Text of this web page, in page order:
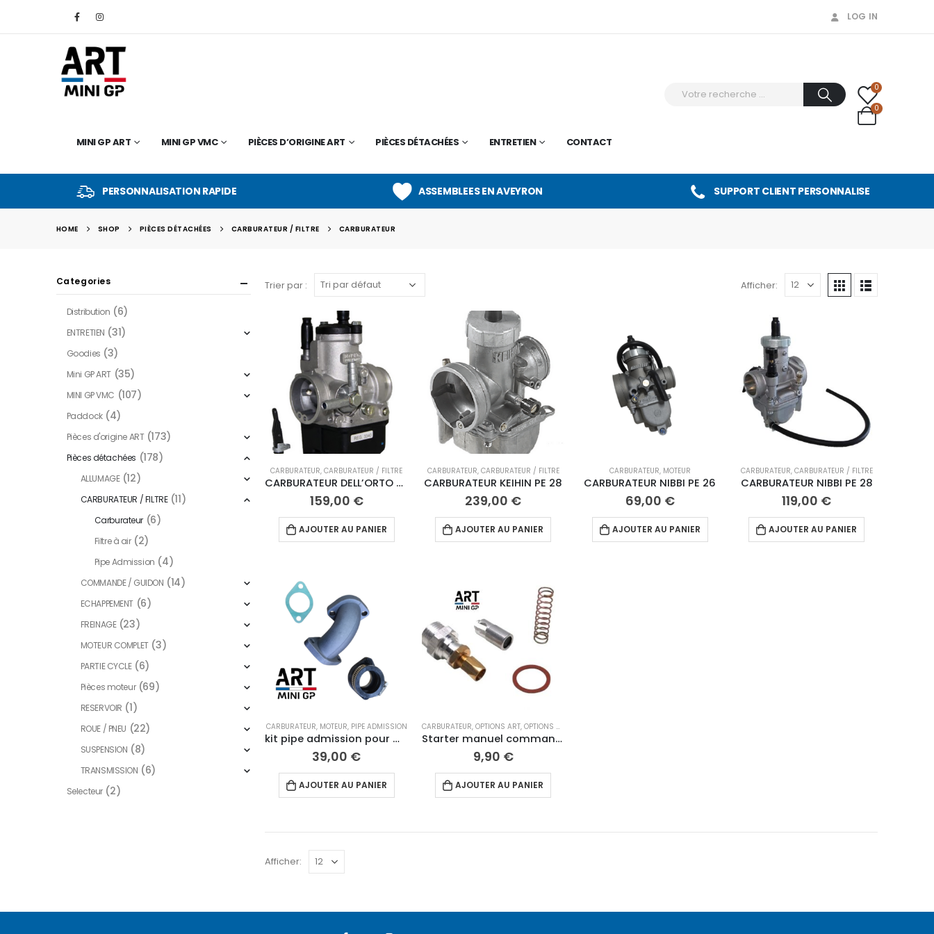
LOG IN
MINI GP ART MINI GP VMC PIÈCES D’ORIGINE ART PIÈCES DÉTACHÉES ENTRETIEN CONTACT
0
0
PERSONNALISATION RAPIDE ASSEMBLEES EN AVEYRON SUPPORT CLIENT PERSONNALISE
HOME SHOP PIÈCES DÉTACHÉES CARBURATEUR / FILTRE CARBURATEUR
Trier par : Afficher:
CARBURATEUR,CARBURATEUR / FILTRE
CARBURATEUR DELL’ORTO 28mm
159,00 €
AJOUTER AU PANIER
CARBURATEUR, CARBURATEUR / FILTRE
CARBURATEUR KEIHIN PE 28
239,00 €
AJOUTER AU PANIER
CARBURATEUR, MOTEUR
CARBURATEUR NIBBI PE 26
69,00 €
AJOUTER AU PANIER
CARBURATEUR, CARBURATEUR / FILTRE
CARBURATEUR NIBBI PE 28
119,00 €
AJOUTER AU PANIER
CARBURATEUR, MOTEUR, PIPE ADMISSION
kit pipe admission pour Carburateur PE
39,00 €
AJOUTER AU PANIER
CARBURATEUR, OPTIONS ART, OPTIONS VMC
Starter manuel commande à cable
9,90 €
AJOUTER AU PANIER
Afficher:
Categories
Distribution (6)
ENTRETIEN (31)
Goodies (3)
Mini GP ART (35)
MINI GP VMC (107)
Paddock (4)
Pièces d'origine ART (173)
Pièces détachées (178)
ALLUMAGE (12)
CARBURATEUR / FILTRE (11)
Carburateur (6)
Filtre à air (2)
Pipe Admission (4)
COMMANDE / GUIDON (14)
ECHAPPEMENT (6)
FREINAGE (23)
MOTEUR COMPLET (3)
PARTIE CYCLE (6)
Pièces moteur (69)
RESERVOIR (1)
ROUE / PNEU (22)
SUSPENSION (8)
TRANSMISSION (6)
Selecteur (2)